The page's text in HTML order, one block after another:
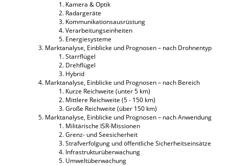
Kamera & Optik
Radargeräte
Kommunikationsausrüstung
Verarbeitungseinheiten
Energiesysteme
Marktanalyse, Einblicke und Prognosen – nach Drohnentyp
Starrflügel
Drehflügel
Hybrid
Marktanalyse, Einblicke und Prognosen – nach Bereich
Kurze Reichweite (unter 5 km)
Mittlere Reichweite (5 - 150 km)
Große Reichweite (über 150 km)
Marktanalyse, Einblicke und Prognosen – nach Anwendung
Militärische ISR-Missionen
Grenz- und Seesicherheit
Strafverfolgung und öffentliche Sicherheitseinsätze
Infrastrukturüberwachung
Umweltüberwachung